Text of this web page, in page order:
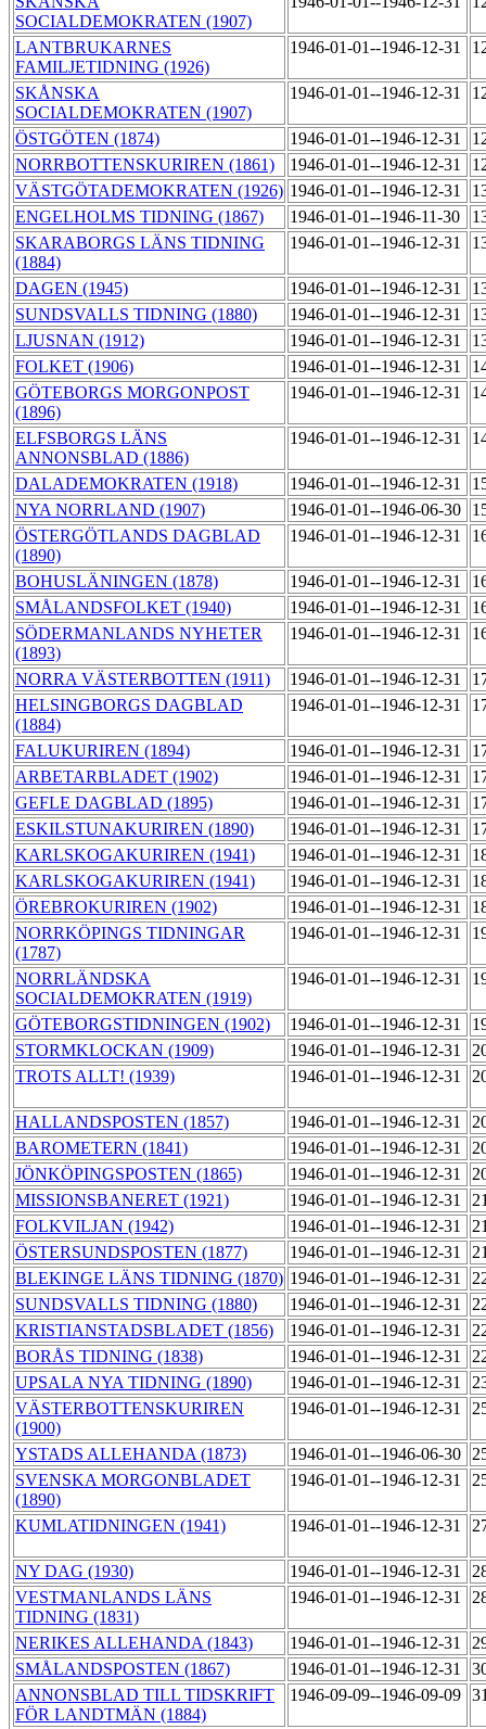
SOCIALDEMOKRATEN (1907)
LANTBRUKARNES
FAMILJETIDNING (1926)
1946-01-01--1946-12-31
SKÅNSKA
SOCIALDEMOKRATEN (1907)
1946-01-01--1946-12-31
ÖSTGÖTEN (1874) 1946-01-01--1946-12-31
NORRBOTTENSKURIREN (1861)
1946-01-01--1946-12-31
VÄSTGÖTADEMOKRATEN (1926) 1946-01-01--1946-12-31
ENGELHOLMS TIDNING (1867)
1946-01-01--1946-11-30
SKARABORGS LÄNS TIDNING
(1884)
1946-01-01--1946-12-31
DAGEN (1945) 1946-01-01--1946-12-31
SUNDSVALLS TIDNING (1880)
1946-01-01--1946-12-31
LJUSNAN (1912)
1946-01-01--1946-12-31
FOLKET (1906)
1946-01-01--1946-12-31
GÖTEBORGS MORGONPOST
(1896)
1946-01-01--1946-12-31
ELFSBORGS LÄNS
ANNONSBLAD (1886)
1946-01-01--1946-12-31
DALADEMOKRATEN (1918) 1946-01-01--1946-12-31
NYA NORRLAND (1907)
1946-01-01--1946-06-30
ÖSTERGÖTLANDS DAGBLAD
(1890)
1946-01-01--1946-12-31
BOHUSLÄNINGEN (1878) 1946-01-01--1946-12-31
SMÅLANDSFOLKET (1940)
1946-01-01--1946-12-31
SÖDERMANLANDS NYHETER
(1893)
1946-01-01--1946-12-31
NORRA VÄSTERBOTTEN (1911) 1946-01-01--1946-12-31
HELSINGBORGS DAGBLAD
(1884)
1946-01-01--1946-12-31
FALUKURIREN (1894) 1946-01-01--1946-12-31
ARBETARBLADET (1902)
1946-01-01--1946-12-31
GEFLE DAGBLAD (1895)
1946-01-01--1946-12-31
ESKILSTUNAKURIREN (1890)
1946-01-01--1946-12-31
KARLSKOGAKURIREN (1941)
1946-01-01--1946-12-31
KARLSKOGAKURIREN (1941)
1946-01-01--1946-12-31
ÖREBROKURIREN (1902)
1946-01-01--1946-12-31
NORRKÖPINGS TIDNINGAR
(1787)
1946-01-01--1946-12-31
NORRLÄNDSKA
SOCIALDEMOKRATEN (1919)
1946-01-01--1946-12-31
GÖTEBORGSTIDNINGEN (1902) 1946-01-01--1946-12-31
STORMKLOCKAN (1909)
1946-01-01--1946-12-31
TROTS ALLT! (1939)
1946-01-01--1946-12-31
HALLANDSPOSTEN (1857) 1946-01-01--1946-12-31
BAROMETERN (1841)
1946-01-01--1946-12-31
JÖNKÖPINGSPOSTEN (1865)
1946-01-01--1946-12-31
MISSIONSBANERET (1921)
1946-01-01--1946-12-31
FOLKVILJAN (1942)
1946-01-01--1946-12-31
ÖSTERSUNDSPOSTEN (1877)
1946-01-01--1946-12-31
BLEKINGE LÄNS TIDNING (1870) 1946-01-01--1946-12-31
SUNDSVALLS TIDNING (1880)
1946-01-01--1946-12-31
KRISTIANSTADSBLADET (1856)
1946-01-01--1946-12-31
BORÅS TIDNING (1838)
1946-01-01--1946-12-31
UPSALA NYA TIDNING (1890)
1946-01-01--1946-12-31
VÄSTERBOTTENSKURIREN
(1900)
1946-01-01--1946-12-31
YSTADS ALLEHANDA (1873) 1946-01-01--1946-06-30
SVENSKA MORGONBLADET
(1890)
1946-01-01--1946-12-31
KUMLATIDNINGEN (1941) 1946-01-01--1946-12-31
NY DAG (1930) 1946-01-01--1946-12-31
VESTMANLANDS LÄNS
TIDNING (1831)
1946-01-01--1946-12-31
NERIKES ALLEHANDA (1843) 1946-01-01--1946-12-31
SMÅLANDSPOSTEN (1867)
1946-01-01--1946-12-31
ANNONSBLAD TILL TIDSKRIFT
FÖR LANDTMÄN (1884)
1946-09-09--1946-09-09